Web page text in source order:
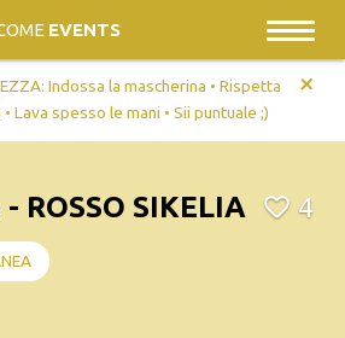
EVENTS
Indossa la mascherina • Rispetta
Lava spesso le mani • Sii puntuale ;)
+
ROSSO SIKELIA 4